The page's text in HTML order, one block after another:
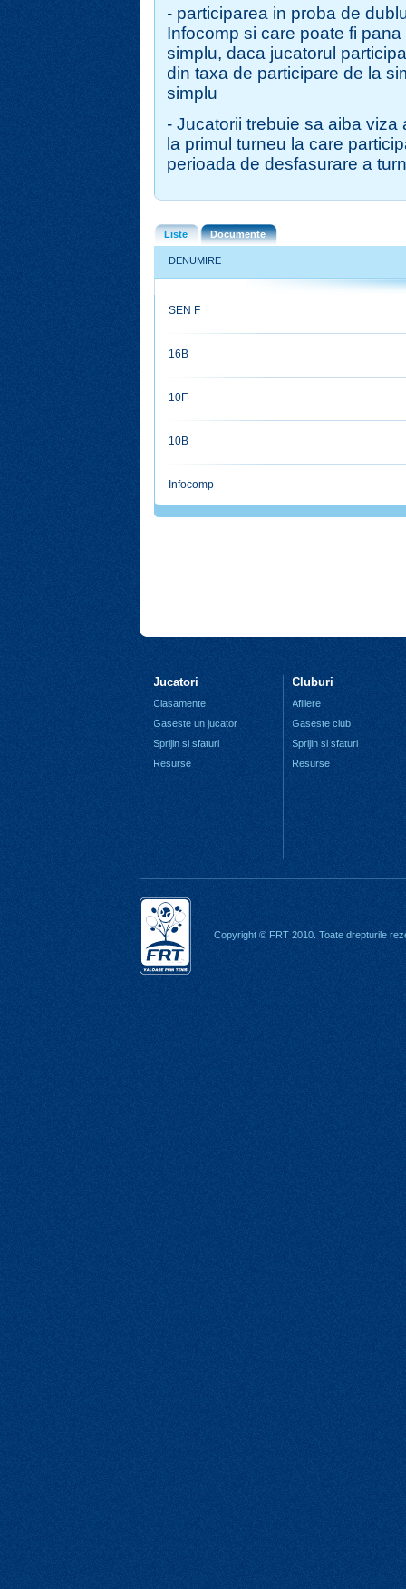
- participarea in proba de
Infocomp si care poate fi
simplu, daca jucatorul
din taxa de participare de la
simplu
- Jucatorii trebuie sa aiba
la primul turneu la care
perioada de desfasurare a
Liste Documente
DENUMIRE
SEN F
16B
10F
10B
Infocomp
Jucatori
Clasamente
Gaseste un jucator
Sprijin si sfaturi
Resurse
Cluburi
Afiliere
Gaseste club
Sprijin si sfaturi
Resurse
Copyright © FRT 2010. Toate drepturile